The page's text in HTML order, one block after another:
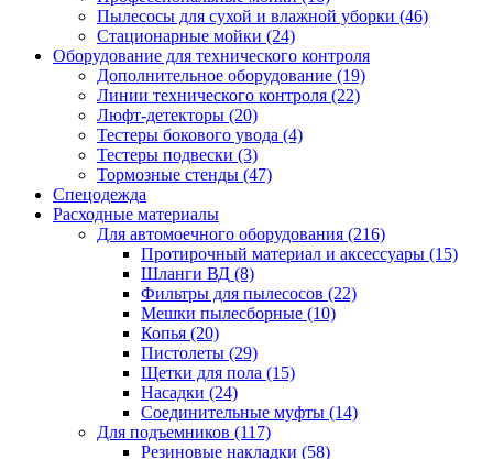
Пылесосы для сухой и влажной уборки (46)
Стационарные мойки (24)
Оборудование для технического контроля
Дополнительное оборудование (19)
Линии технического контроля (22)
Люфт-детекторы (20)
Тестеры бокового увода (4)
Тестеры подвески (3)
Тормозные стенды (47)
Спецодежда
Расходные материалы
Для автомоечного оборудования (216)
Протирочный материал и аксессуары (15)
Шланги ВД (8)
Фильтры для пылесосов (22)
Мешки пылесборные (10)
Копья (20)
Пистолеты (29)
Щетки для пола (15)
Насадки (24)
Соединительные муфты (14)
Для подъемников (117)
Резиновые накладки (58)